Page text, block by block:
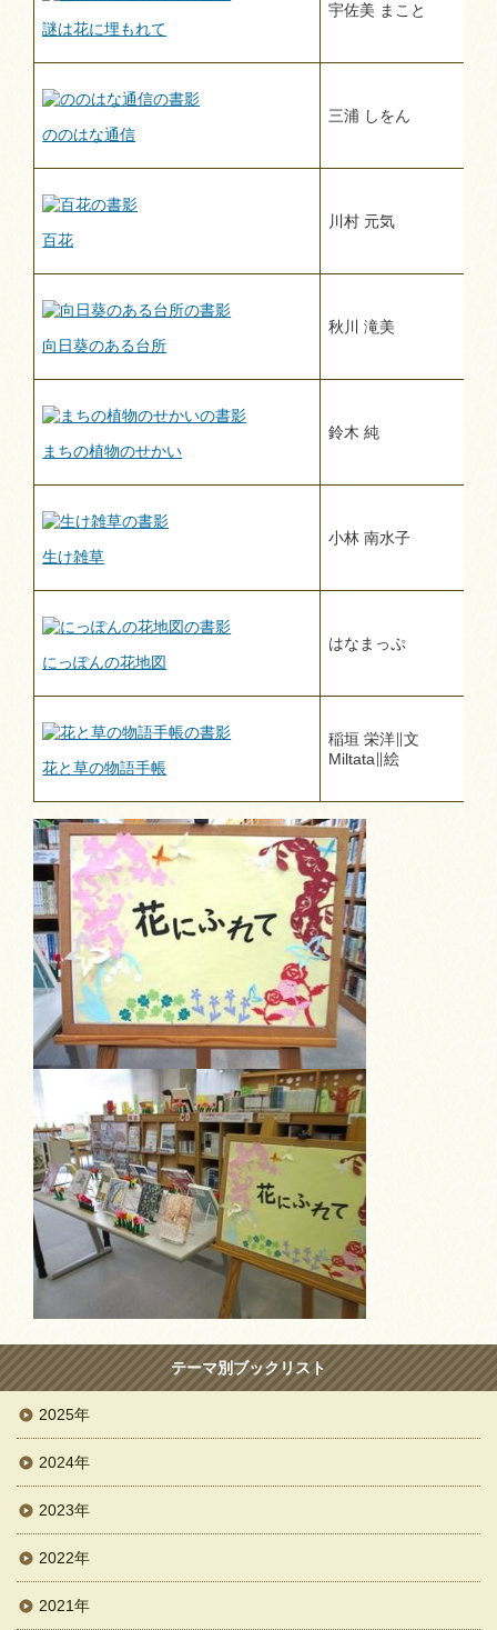
謎は花に埋もれて
宇佐美 まこと
ののはな通信
三浦 しをん
百花
川村 元気
向日葵のある台所
秋川 滝美
まちの植物のせかい
鈴木 純
生け雑草
小林 南水子
にっぽんの花地図
はなまっぷ
花と草の物語手帳
稲垣 栄洋∥文
Miltata∥絵
テーマ別ブックリスト
2025年
2024年
2023年
2022年
2021年